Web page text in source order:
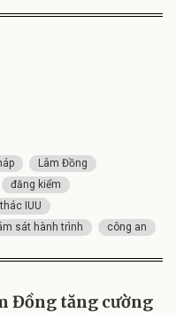
Lâm Đồng
đăng kiểm
IUU
sát hành trình công an
Đồng tăng cường